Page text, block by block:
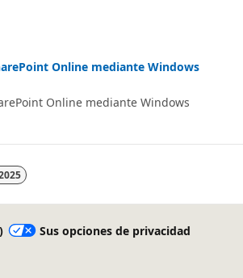
Online mediante Windows
Online mediante Windows
Sus opciones de privacidad